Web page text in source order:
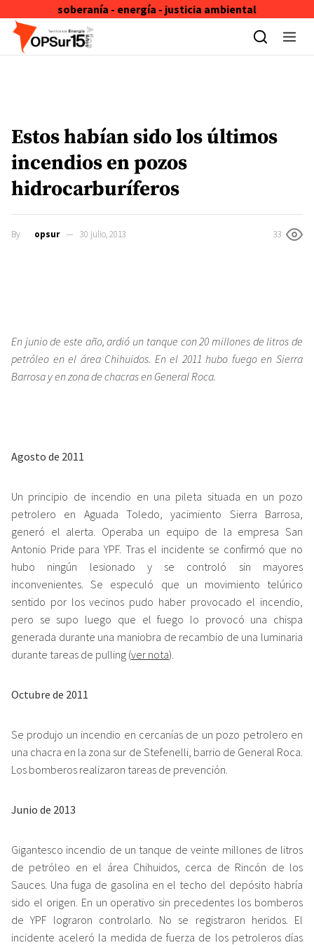
soberanía - energía - justicia ambiental
Skip to content
Estos habían sido los últimos
incendios en pozos
hidrocarburíferos
By opsur 30 julio, 2013 33
En junio de este año, ardió un tanque con 20 millones de litros de
petróleo en el área Chihuidos. En el 2011 hubo fuego en Sierra
Barrosa y en zona de chacras en General Roca.
Agosto de 2011
Un principio de incendio en una pileta situada en un pozo
petrolero en Aguada Toledo, yacimiento Sierra Barrosa,
generó el alerta. Operaba un equipo de la empresa San
Antonio Pride para YPF. Tras el incidente se confirmó que no
hubo ningún lesionado y se controló sin mayores
inconvenientes. Se especuló que un movimiento telúrico
sentido por los vecinos pudo haber provocado el incendio,
pero se supo luego que el fuego lo provocó una chispa
generada durante una maniobra de recambio de una luminaria
durante tareas de pulling (ver nota).
Octubre de 2011
Se produjo un incendio en cercanías de un pozo petrolero en
una chacra en la zona sur de Stefenelli, barrio de General Roca.
Los bomberos realizaron tareas de prevención.
Junio de 2013
Gigantesco incendio de un tanque de veinte millones de litros
de petróleo en el área Chihuidos, cerca de Rincón de los
Sauces. Una fuga de gasolina en el techo del depósito habría
sido el origen. En un operativo sin precedentes los bomberos
de YPF lograron controlarlo. No se registraron heridos. El
incidente aceleró la medida de fuerza de los petroleros días